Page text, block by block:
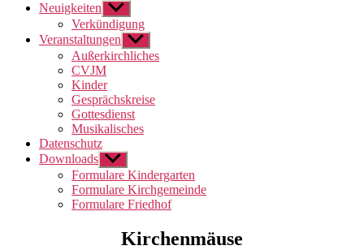
Neuigkeiten Untermenü
anzeigen
Verkündigung
Veranstaltungen Untermenü
anzeigen
Außerkirchliches
CVJM
Kinder
Gesprächskreise
Gottesdienst
Musikalisches
Datenschutz
Downloads Untermenü
anzeigen
Formulare Kindergarten
Formulare Kirchgemeinde
Formulare Friedhof
Kirchenmäuse